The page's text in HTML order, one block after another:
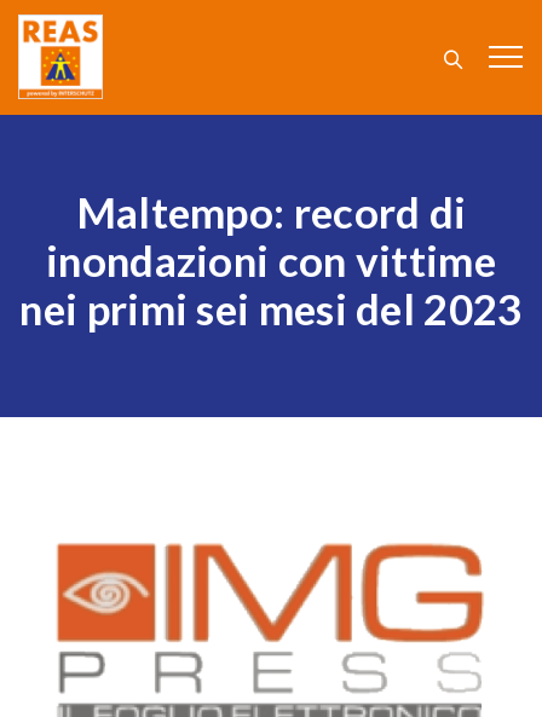
Maltempo: record di
inondazioni con vittime
nei primi sei mesi del 2023